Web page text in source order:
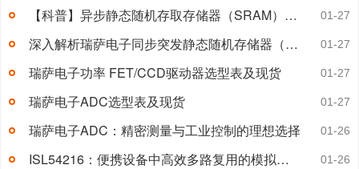
【科普】异步静态随机存取存储器（SRAM）的焊接与安装条件 01-27
深入解析瑞萨电子同步突发静态随机存储器（SyncBurst SRAM） 01-27
瑞萨电子功率 FET/CCD驱动器选型表及现货 01-27
瑞萨电子ADC选型表及现货 01-27
瑞萨电子ADC：精密测量与工业控制的理想选择 01-26
ISL54216：便携设备中高效多路复用的模拟开关 01-26